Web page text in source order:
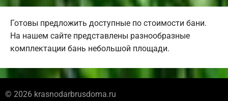
Готовы предложить доступные по стоимости бани.
На нашем сайте представлены разнообразные
комплектации бань небольшой площади.
© 2026 krasnodarbrusdoma.ru